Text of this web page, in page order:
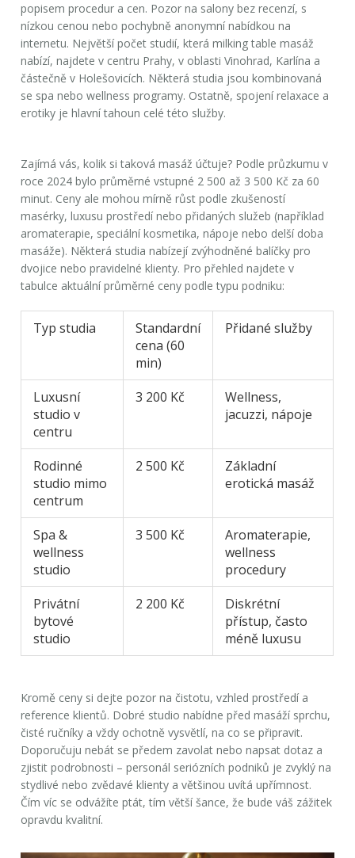
popisem procedur a cen. Pozor na salony bez recenzí, s
nízkou cenou nebo pochybně anonymní nabídkou na
internetu. Největší počet studií, která milking table masáž
nabízí, najdete v centru Prahy, v oblasti Vinohrad, Karlína a
částečně v Holešovicích. Některá studia jsou kombinovaná
se spa nebo wellness programy. Ostatně, spojení relaxace a
erotiky je hlavní tahoun celé této služby.
Zajímá vás, kolik si taková masáž účtuje? Podle průzkumu v
roce 2024 bylo průměrné vstupné 2 500 až 3 500 Kč za 60
minut. Ceny ale mohou mírně růst podle zkušeností
masérky, luxusu prostředí nebo přidaných služeb (například
aromaterapie, speciální kosmetika, nápoje nebo delší doba
masáže). Některá studia nabízejí zvýhodněné balíčky pro
dvojice nebo pravidelné klienty. Pro přehled najdete v
tabulce aktuální průměrné ceny podle typu podniku:
Typ studia
Standardní
cena (60
min)
Přidané služby
Luxusní
studio v
centru
3 200 Kč
Wellness,
jacuzzi, nápoje
Rodinné
studio mimo
centrum
2 500 Kč
Základní
erotická masáž
Spa &
wellness
studio
3 500 Kč
Aromaterapie,
wellness
procedury
Privátní
bytové
studio
2 200 Kč
Diskrétní
přístup, často
méně luxusu
Kromě ceny si dejte pozor na čistotu, vzhled prostředí a
reference klientů. Dobré studio nabídne před masáží sprchu,
čisté ručníky a vždy ochotně vysvětlí, na co se připravit.
Doporučuju nebát se předem zavolat nebo napsat dotaz a
zjistit podrobnosti – personál seriózních podniků je zvyklý na
stydlivé nebo zvědavé klienty a většinou uvítá upřímnost.
Čím víc se odvážíte ptát, tím větší šance, že bude váš zážitek
opravdu kvalitní.